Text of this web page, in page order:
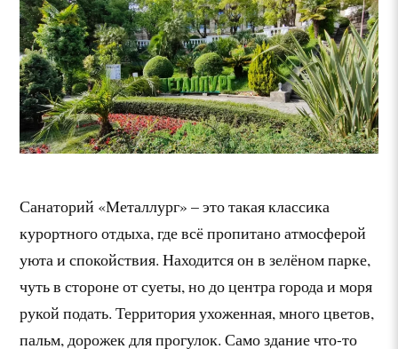
Санаторий «Металлург» – это такая классика
курортного отдыха, где всё пропитано атмосферой
уюта и спокойствия. Находится он в зелёном парке,
чуть в стороне от суеты, но до центра города и моря
рукой подать. Территория ухоженная, много цветов,
пальм, дорожек для прогулок. Само здание что-то